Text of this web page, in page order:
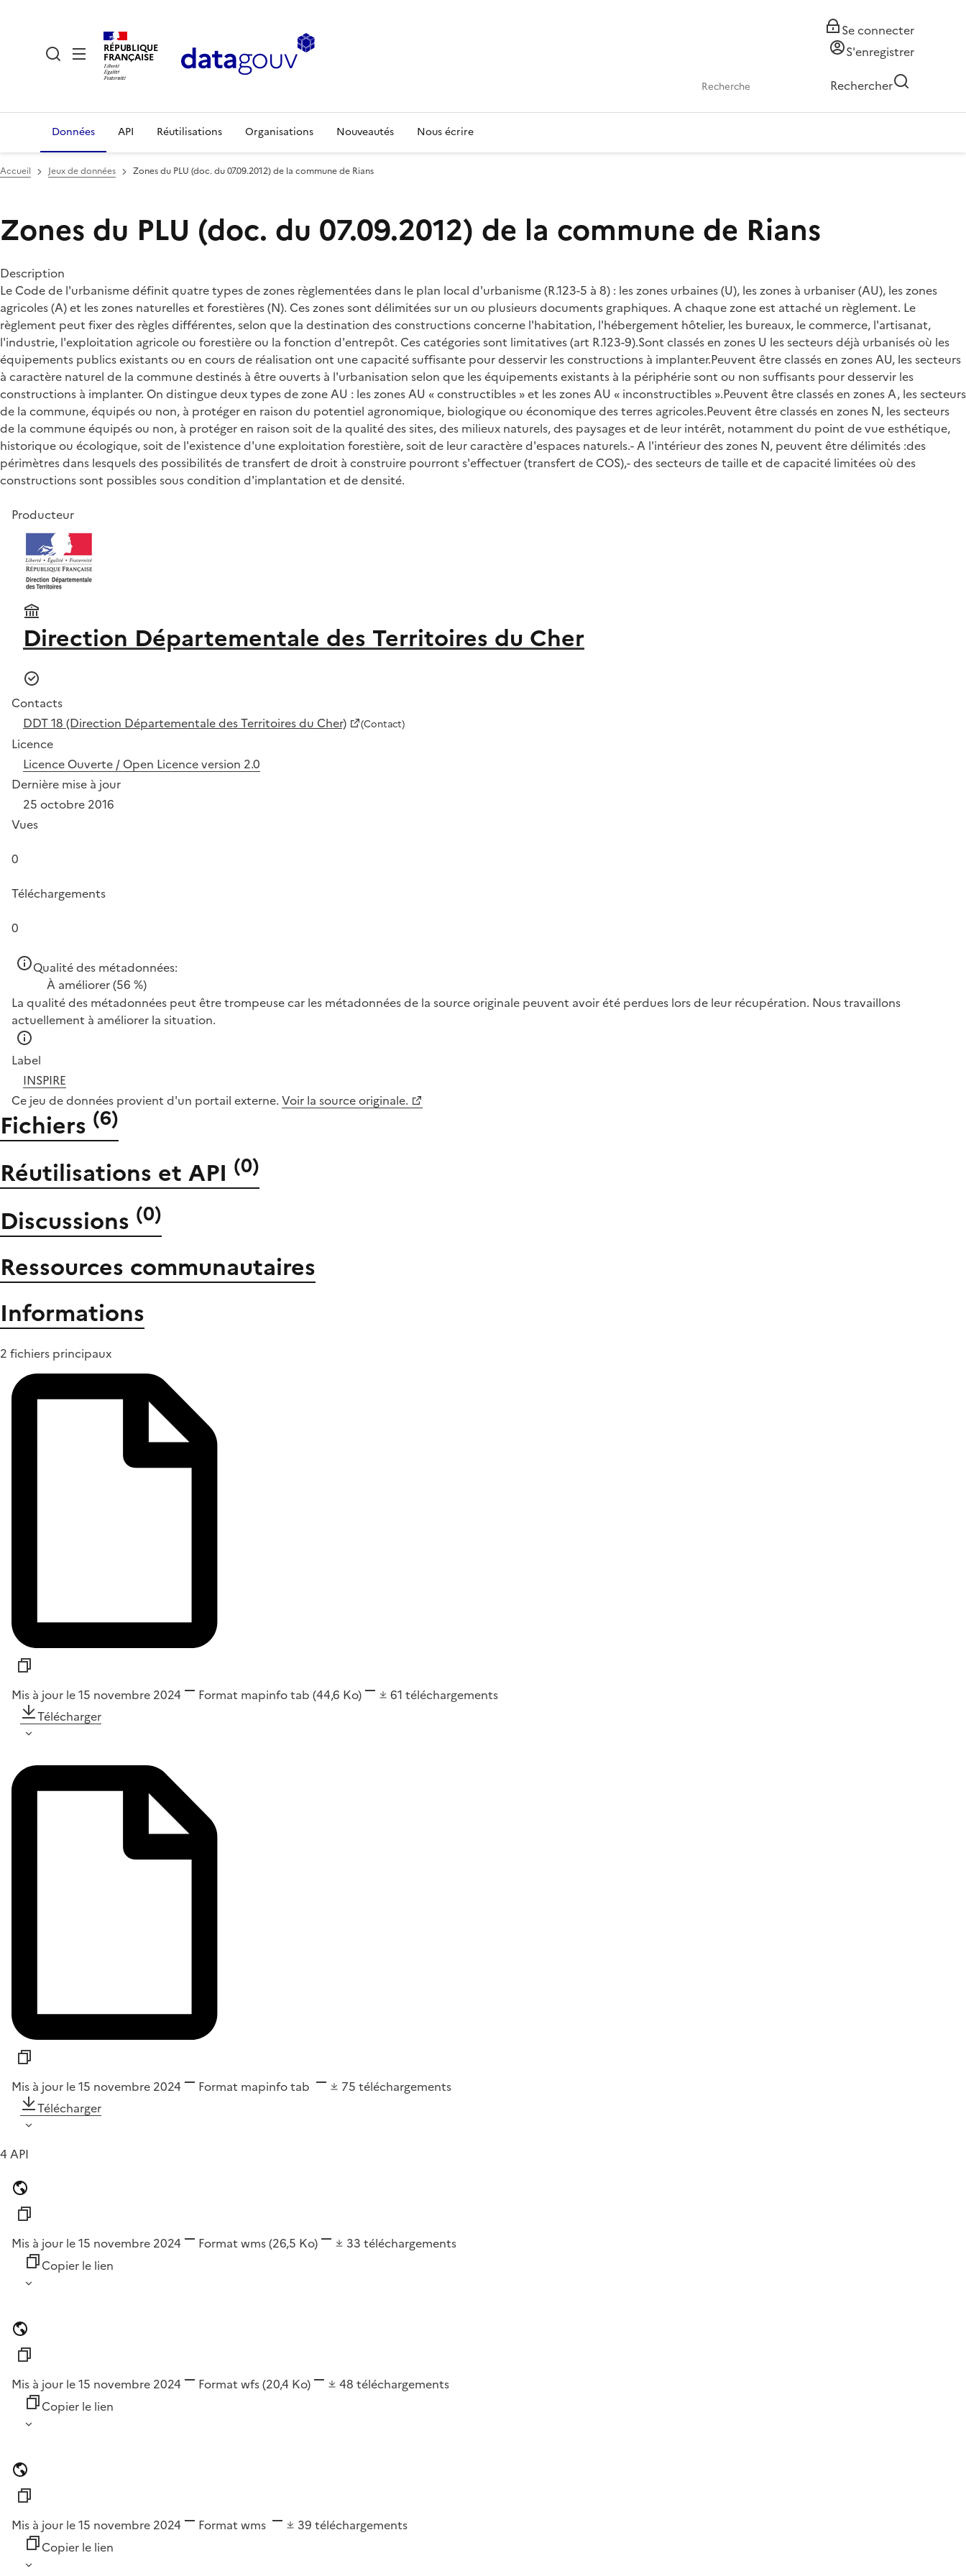
RÉPUBLIQUE
FRANÇAISE
Se connecter
S'enregistrer
Rechercher
Données API Réutilisations Organisations Nouveautés Nous écrire
Accueil Jeux de données Zones du PLU (doc. du 07.09.2012) de la commune de Rians
Zones du PLU (doc. du 07.09.2012) de la commune de Rians
Description
Le Code de l'urbanisme définit quatre types de zones règlementées dans le plan local d'urbanisme (R.123-5 à 8) : les zones urbaines (U), les zones à urbaniser (AU), les zones
agricoles (A) et les zones naturelles et forestières (N). Ces zones sont délimitées sur un ou plusieurs documents graphiques. A chaque zone est attaché un règlement. Le
règlement peut fixer des règles différentes, selon que la destination des constructions concerne l'habitation, l'hébergement hôtelier, les bureaux, le commerce, l'artisanat,
l'industrie, l'exploitation agricole ou forestière ou la fonction d'entrepôt. Ces catégories sont limitatives (art R.123-9).Sont classés en zones U les secteurs déjà urbanisés où les
équipements publics existants ou en cours de réalisation ont une capacité suffisante pour desservir les constructions à implanter.Peuvent être classés en zones AU, les secteurs
à caractère naturel de la commune destinés à être ouverts à l'urbanisation selon que les équipements existants à la périphérie sont ou non suffisants pour desservir les
constructions à implanter. On distingue deux types de zone AU : les zones AU « constructibles » et les zones AU « inconstructibles ».Peuvent être classés en zones A, les secteurs
de la commune, équipés ou non, à protéger en raison du potentiel agronomique, biologique ou économique des terres agricoles.Peuvent être classés en zones N, les secteurs
de la commune équipés ou non, à protéger en raison soit de la qualité des sites, des milieux naturels, des paysages et de leur intérêt, notamment du point de vue esthétique,
historique ou écologique, soit de l'existence d'une exploitation forestière, soit de leur caractère d'espaces naturels.- A l'intérieur des zones N, peuvent être délimités :des
périmètres dans lesquels des possibilités de transfert de droit à construire pourront s'effectuer (transfert de COS),- des secteurs de taille et de capacité limitées où des
constructions sont possibles sous condition d'implantation et de densité.
Producteur
Direction Départementale des Territoires du Cher
Contacts
DDT 18 (Direction Départementale des Territoires du Cher)
(Contact)
Licence
Licence Ouverte / Open Licence version 2.0
Dernière mise à jour
25 octobre 2016
Vues
0
Téléchargements
0
Qualité des métadonnées:
À améliorer(56 %)
La qualité des métadonnées peut être trompeuse car les métadonnées de la source originale peuvent avoir été perdues lors de leur récupération. Nous travaillons
actuellement à améliorer la situation.
Label
INSPIRE
Ce jeu de données provient d'un portail externe. Voir la source originale.
Fichiers (6)
Réutilisations et API (0)
Discussions (0)
Ressources communautaires
Informations
2 fichiers principaux
Mis à jour le 15 novembre 2024 Format mapinfo tab (44,6 Ko) 61 téléchargements
Télécharger
Mis à jour le 15 novembre 2024 Format mapinfo tab 75 téléchargements
Télécharger
4 API
Mis à jour le 15 novembre 2024 Format wms(26,5 Ko) 33 téléchargements
Copier le lien
Mis à jour le 15 novembre 2024 Format wfs(20,4 Ko) 48 téléchargements
Copier le lien
Mis à jour le 15 novembre 2024 Format wms 39 téléchargements
Copier le lien